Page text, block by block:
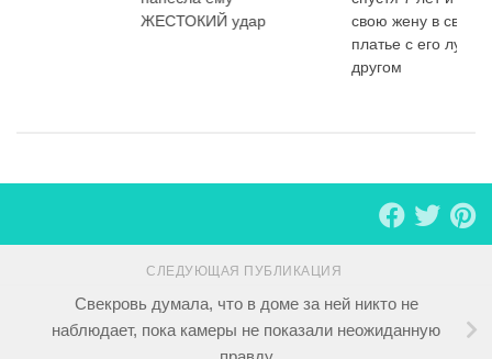
ЖЕСТОКИЙ удар
свою жену в
платье с его
другом
СЛЕДУЮЩАЯ ПУБЛИКАЦИЯ
Свекровь думала, что в доме за ней никто не
наблюдает, пока камеры не показали неожиданную